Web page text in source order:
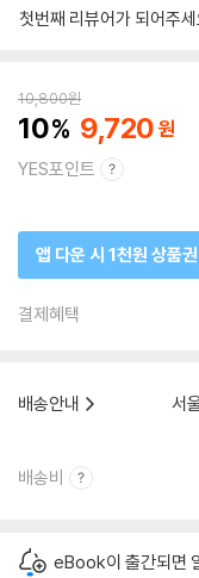
첫번째 리뷰어가 되어주
10,800원
10 9,720
YES포인트
앱 다운 시 1천원 상품권
결제혜택
배송안내
서
배송비
eBook이 출간되면